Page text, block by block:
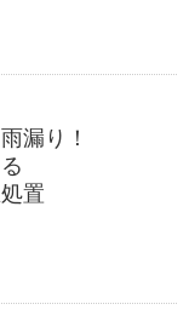
漏り！
置